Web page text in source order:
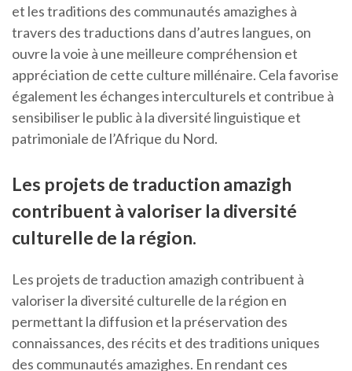
et les traditions des communautés amazighes à
travers des traductions dans d’autres langues, on
ouvre la voie à une meilleure compréhension et
appréciation de cette culture millénaire. Cela favorise
également les échanges interculturels et contribue à
sensibiliser le public à la diversité linguistique et
patrimoniale de l’Afrique du Nord.
Les projets de traduction amazigh
contribuent à valoriser la diversité
culturelle de la région.
Les projets de traduction amazigh contribuent à
valoriser la diversité culturelle de la région en
permettant la diffusion et la préservation des
connaissances, des récits et des traditions uniques
des communautés amazighes. En rendant ces